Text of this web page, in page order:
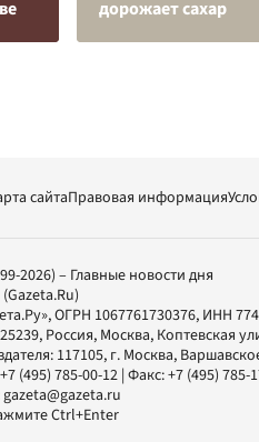
дорожает сахар
сайтаПравовая информация
2026) – Главные новости дня
(Gazeta.Ru)
, ОГРН 1067761730376, ИНН
Россия, Москва, Коптевская
117105, г. Москва,
+7 (495) 785-00-12 | Факс:+7 (495) 785-
gazeta@gazeta.ru
Ctrl+Enter